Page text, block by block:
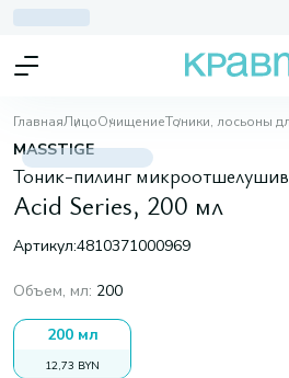
ГлавнаяЛицоОчищениеТоники, лосьоны
MASSTIGE
Тоник-пилинг
Acid Series, 200 мл
Артикул:4810371000969
Объем, мл: 200
200 мл
12,73 BYN